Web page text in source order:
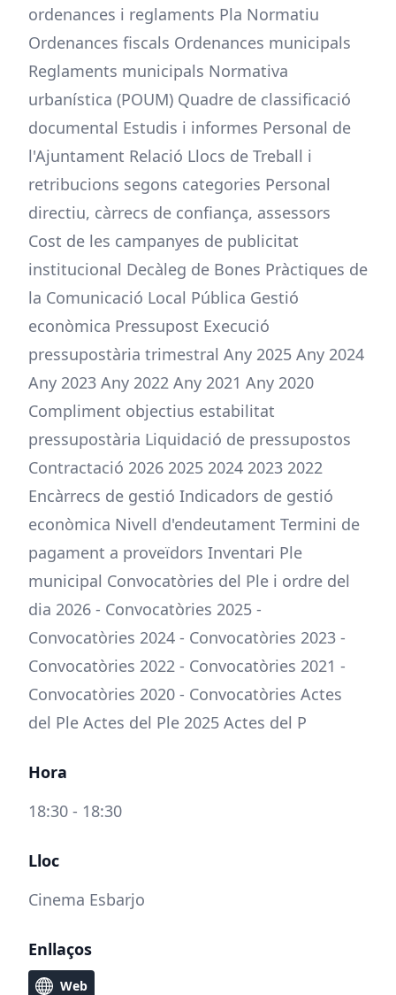
ordenances i reglaments Pla Normatiu
Ordenances fiscals Ordenances municipals
Reglaments municipals Normativa
urbanística (POUM) Quadre de classificació
documental Estudis i informes Personal de
l'Ajuntament Relació Llocs de Treball i
retribucions segons categories Personal
directiu, càrrecs de confiança, assessors
Cost de les campanyes de publicitat
institucional Decàleg de Bones Pràctiques de
la Comunicació Local Pública Gestió
econòmica Pressupost Execució
pressupostària trimestral Any 2025 Any 2024
Any 2023 Any 2022 Any 2021 Any 2020
Compliment objectius estabilitat
pressupostària Liquidació de pressupostos
Contractació 2026 2025 2024 2023 2022
Encàrrecs de gestió Indicadors de gestió
econòmica Nivell d'endeutament Termini de
pagament a proveïdors Inventari Ple
municipal Convocatòries del Ple i ordre del
dia 2026 - Convocatòries 2025 -
Convocatòries 2024 - Convocatòries 2023 -
Convocatòries 2022 - Convocatòries 2021 -
Convocatòries 2020 - Convocatòries Actes
del Ple Actes del Ple 2025 Actes del P
Hora
18:30 - 18:30
Lloc
Cinema Esbarjo
Enllaços
Web